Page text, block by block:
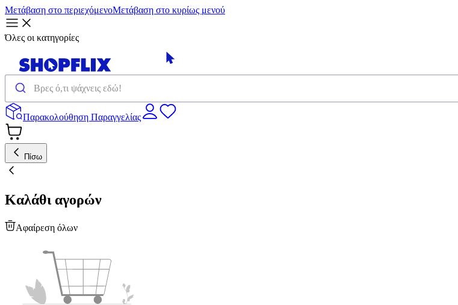
Μετάβαση στο περιεχόμενοΜετάβαση στο κυρίως μενού
Όλες οι κατηγορίες
Παρακολούθηση Παραγγελίας
Πίσω
Καλάθι αγορών
Αφαίρεση όλων